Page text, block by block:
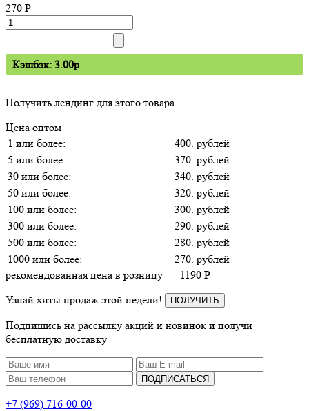
270 P
Кэшбэк: 3.00p
Получить лендинг для этого товара
Цена оптом
1 или более:
400. рублей
5 или более:
370. рублей
30 или более:
340. рублей
50 или более:
320. рублей
100 или более:
300. рублей
300 или более:
290. рублей
500 или более:
280. рублей
1000 или более:
270. рублей
рекомендованная цена в розницу
1190 P
Узнай хиты продаж этой недели!
ПОЛУЧИТЬ
Подпишись на рассылку акций и новинок и получи
бесплатную доставку
ПОДПИСАТЬСЯ
+7 (969) 716-00-00